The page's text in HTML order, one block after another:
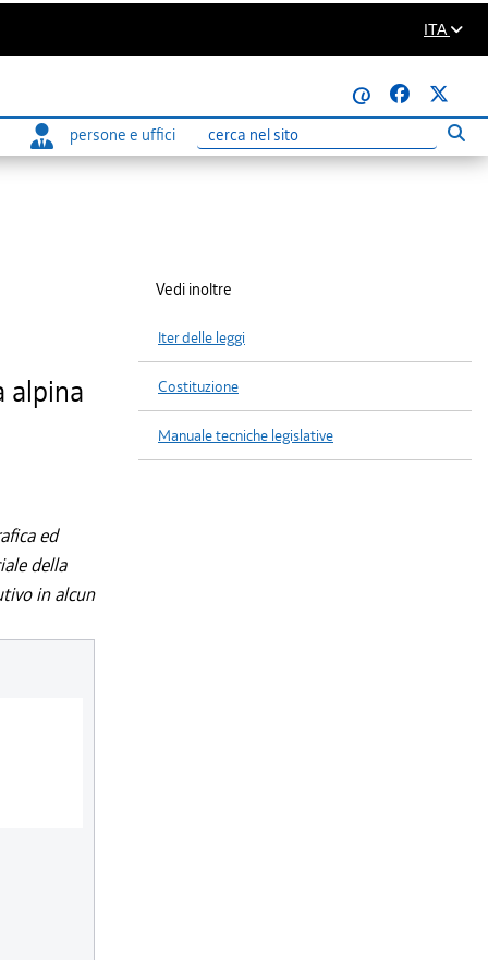
ITA
@
persone e uffici
Ricerca
alpina
ed
della
in alcun
Vedi inoltre
Iter delle leggi
Costituzione
Manuale tecniche legislative